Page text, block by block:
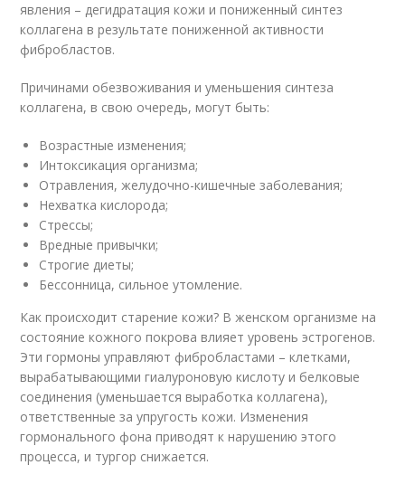
явления – дегидратация кожи и пониженный синтез
коллагена в результате пониженной активности
фибробластов.
Причинами обезвоживания и уменьшения синтеза
коллагена, в свою очередь, могут быть:
Возрастные изменения;
Интоксикация организма;
Отравления, желудочно-кишечные заболевания;
Нехватка кислорода;
Стрессы;
Вредные привычки;
Строгие диеты;
Бессонница, сильное утомление.
Как происходит старение кожи? В женском организме на
состояние кожного покрова влияет уровень эстрогенов.
Эти гормоны управляют фибробластами – клетками,
вырабатывающими гиалуроновую кислоту и белковые
соединения (уменьшается выработка коллагена),
ответственные за упругость кожи. Изменения
гормонального фона приводят к нарушению этого
процесса, и тургор снижается.